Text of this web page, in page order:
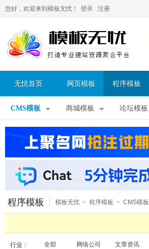
您好，欢迎来到模板无忧！ 登录 注册
无忧首页 网页模板 程序模板
CMS模板 商城模板 论坛模板
程序模板 模板无忧 > 程序模板 > CMS模板
行业： 全部 网络公司 文章资讯